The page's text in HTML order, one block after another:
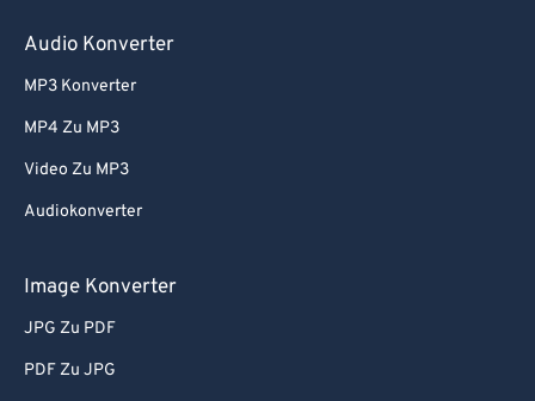
Audio Konverter
MP3 Konverter
MP4 Zu MP3
Video Zu MP3
Audiokonverter
Image Konverter
JPG Zu PDF
PDF Zu JPG